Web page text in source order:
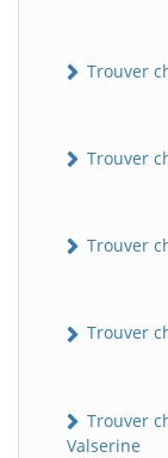
Trouver
Trouver
Trouver
Trouver
Trouver
Valserine